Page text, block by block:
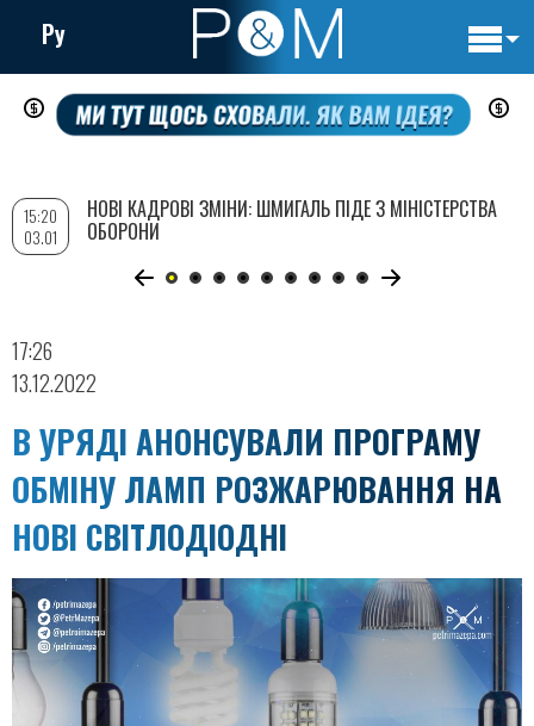
Перейти
до
вмісту
Ру
17:26
13.12.2022
В УРЯДІ АНОНСУВАЛИ ПРОГРАМУ
ОБМІНУ ЛАМП РОЗЖАРЮВАННЯ НА
НОВІ СВІТЛОДІОДНІ
15:20
03.01
НОВІ КАДРОВІ ЗМІНИ: ШМИГАЛЬ ПІДЕ З МІНІСТЕРСТВА
ОБОРОНИ